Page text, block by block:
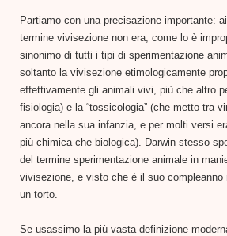
Partiamo con una precisazione importante:
termine vivisezione non era, come lo è
sinonimo di tutti i tipi di sperimentazione
soltanto la vivisezione etimologicamente
effettivamente gli animali vivi, più che altro
fisiologia) e la “tossicologia” (che metto tra
ancora nella sua infanzia, e per molti versi
più chimica che biologica). Darwin stesso
del termine sperimentazione animale in
vivisezione, e visto che è il suo compleanno
un torto.
Se usassimo la più vasta definizione